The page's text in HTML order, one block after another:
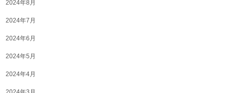
2024年8月
2024年7月
2024年6月
2024年5月
2024年4月